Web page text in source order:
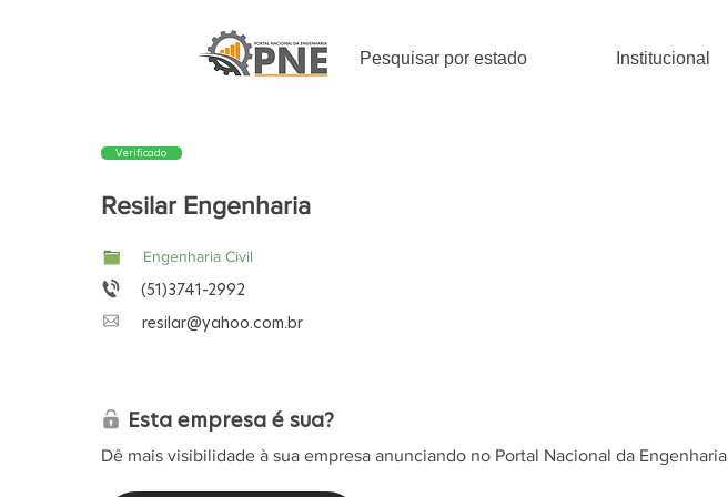
Pesquisar por estado Institucional
Verificado
Resilar Engenharia
Engenharia Civil
(51)3741-2992
resilar@yahoo.com.br
Esta empresa é sua?
Dê mais visibilidade à sua empresa anunciando no Portal Nacional da Engenharia